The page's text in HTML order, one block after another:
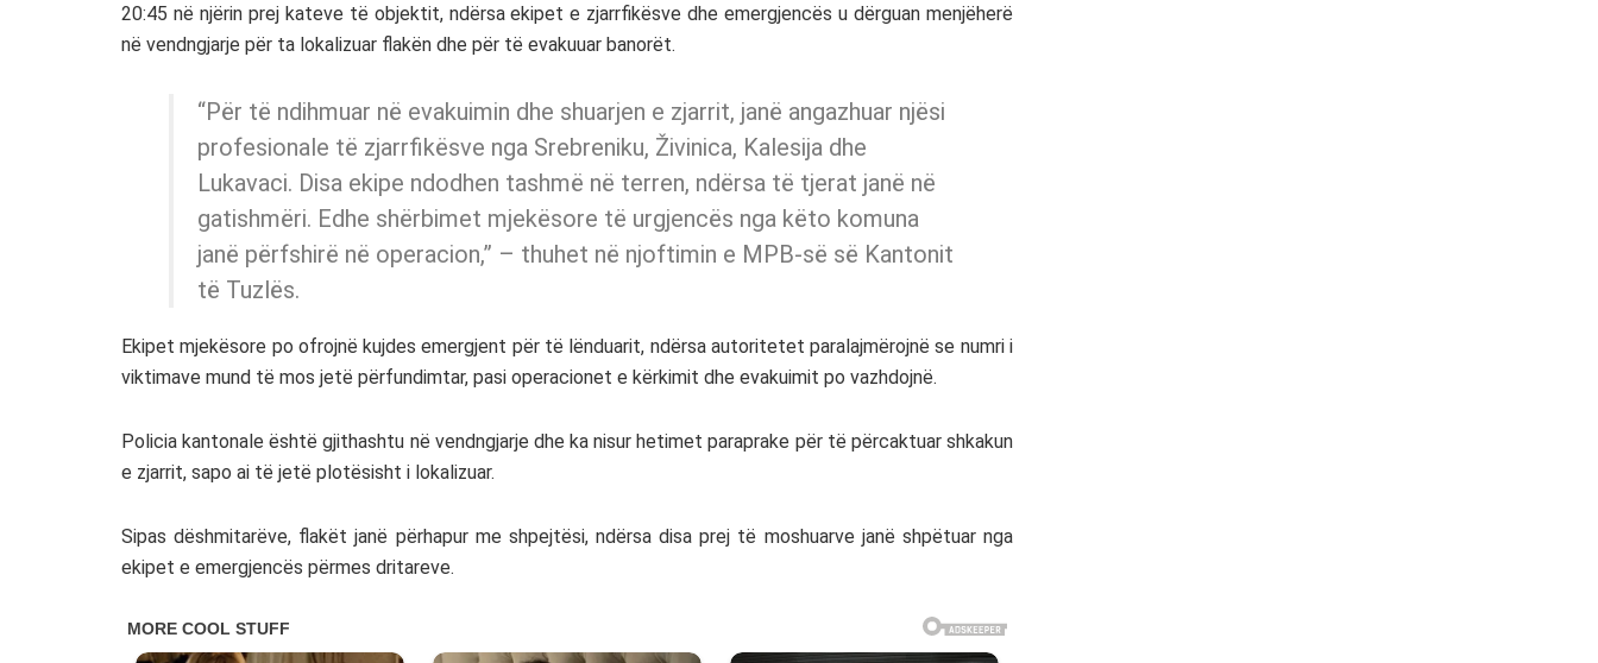
20:45 në njërin prej kateve të objektit, ndërsa ekipet e zjarrfikësve dhe emergjencës u dërguan menjëherë
në vendngjarje për ta lokalizuar flakën dhe për të evakuuar banorët.
“Për të ndihmuar në evakuimin dhe shuarjen e zjarrit, janë angazhuar njësi
profesionale të zjarrfikësve nga Srebreniku, Živinica, Kalesija dhe
Lukavaci. Disa ekipe ndodhen tashmë në terren, ndërsa të tjerat janë në
gatishmëri. Edhe shërbimet mjekësore të urgjencës nga këto komuna
janë përfshirë në operacion,” – thuhet në njoftimin e MPB-së së Kantonit
të Tuzlës.
Ekipet mjekësore po ofrojnë kujdes emergjent për të lënduarit, ndërsa autoritetet paralajmërojnë se numri i
viktimave mund të mos jetë përfundimtar, pasi operacionet e kërkimit dhe evakuimit po vazhdojnë.
Policia kantonale është gjithashtu në vendngjarje dhe ka nisur hetimet paraprake për të përcaktuar shkakun
e zjarrit, sapo ai të jetë plotësisht i lokalizuar.
Sipas dëshmitarëve, flakët janë përhapur me shpejtësi, ndërsa disa prej të moshuarve janë shpëtuar nga
ekipet e emergjencës përmes dritareve.